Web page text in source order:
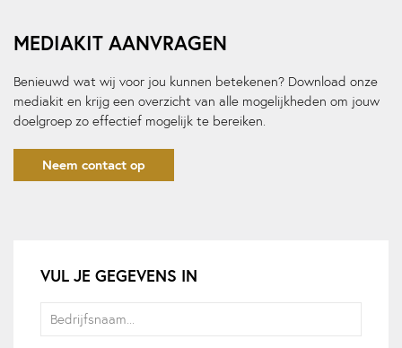
MEDIAKIT AANVRAGEN
Benieuwd wat wij voor jou kunnen betekenen? Download onze
mediakit en krijg een overzicht van alle mogelijkheden om jouw
doelgroep zo effectief mogelijk te bereiken.
Neem contact op
VUL JE GEGEVENS IN